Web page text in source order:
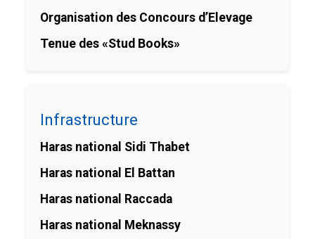
Organisation des Concours d’Elevage
Tenue des «Stud Books»
Infrastructure
Haras national Sidi Thabet
Haras national El Battan
Haras national Raccada
Haras national Meknassy